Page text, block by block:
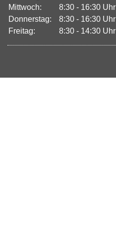
Mittwoch:
8:30 - 16:30 Uhr
Donnerstag:
8:30 - 16:30 Uhr
Freitag:
8:30 - 14:30 Uhr